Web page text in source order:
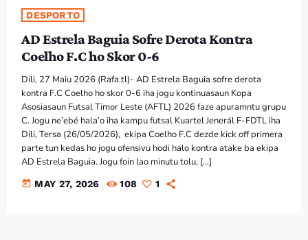
TÉTUM
PORTUGUÊS
PRÓXIMOS PROGRAMAS
DESPORTO
AD Estrela Baguia Sofre Derota Kontra
Coelho F.C ho Skor 0-6
Díli, 27 Maiu 2026 (Rafa.tl)- AD Estrela Baguia sofre derota
kontra F.C Coelho ho skor 0-6 iha jogu kontinuasaun Kopa
Asosiasaun Futsal Timor Leste (AFTL) 2026 faze apuramntu grupu
C. Jogu ne’ebé hala’o iha kampu futsal Kuartel Jenerál F-FDTL iha
Díli, Tersa (26/05/2026), ekipa Coelho F.C dezde kick off primera
parte tun kedas ho jogu ofensivu hodi halo kontra atake ba ekipa
AD Estrela Baguia. Jogu foin lao minutu tolu, […]
today MAY 27, 2026 108 1